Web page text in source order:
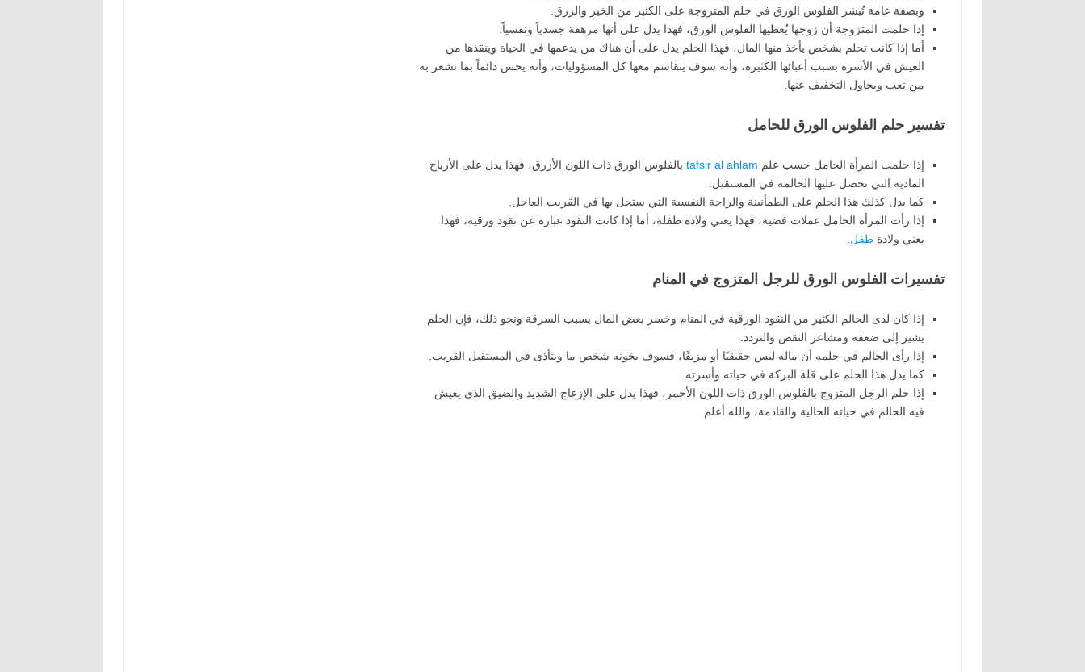
وبصفة عامة تُبشر الفلوس الورق في حلم المتزوجة على الكثير من الخير والرزق.
إذا حلمت المتزوجة أن زوجها يُعطيها الفلوس الورق، فهذا يدل على أنها مرهقة جسدياً ونفسياً.
أما إذا كانت تحلم بشخص يأخذ منها المال، فهذا الحلم يدل على أن هناك من يدعمها في الحياة وينقذها من
العيش في الأسرة بسبب أعبائها الكثيرة، وأنه سوف يتقاسم معها كل المسؤوليات، وأنه يحس دائماً بما تشعر به
من تعب ويحاول التخفيف عنها.
تفسير حلم الفلوس الورق للحامل
إذا حلمت المرأة الحامل حسب علم tafsir al ahlamبالفلوس الورق ذات اللون الأزرق، فهذا يدل على الأرباح
المادية التي تحصل عليها الحالمة في المستقبل.
كما يدل كذلك هذا الحلم على الطمأنينة والراحة النفسية التي ستحل بها في القريب العاجل.
إذا رأت المرأة الحامل عملات فضية، فهذا يعني ولادة طفلة، أما إذا كانت النقود عبارة عن نقود ورقية، فهذا
يعني ولادة طفل.
تفسيرات الفلوس الورق للرجل المتزوج في المنام
إذا كان لدى الحالم الكثير من النقود الورقية في المنام وخسر بعض المال بسبب السرقة ونحو ذلك، فإن الحلم
يشير إلى ضعفه ومشاعر النقص والتردد.
إذا رأى الحالم في حلمه أن ماله ليس حقيقيًا أو مزيفًا، فسوف يخونه شخص ما ويتأذى في المستقبل القريب.
كما يدل هذا الحلم على قلة البركة في حياته وأسرته.
إذا حلم الرجل المتزوج بالفلوس الورق ذات اللون الأحمر، فهذا يدل على الإزعاج الشديد والضيق الذي يعيش
فيه الحالم في حياته الحالية والقادمة، والله أعلم.